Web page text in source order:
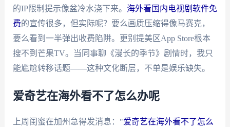
的IP限制提示像盆冷水浇下来。 海外看国内电视剧软件免
费的宣传很多，但实际呢？要么画质压缩得像马赛克，
要么看到一半弹出收费陷阱。更别提美区App Store根本
搜不到芒果TV。当同事聊《漫长的季节》剧情时，我只
能尴尬转移话题——这种文化断层，不单是娱乐缺失。
爱奇艺在海外看不了怎么办呢
上周闺蜜在加州急得发消息："爱奇艺在海外看不了怎么